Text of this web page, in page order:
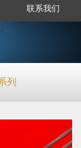
联系我们
列